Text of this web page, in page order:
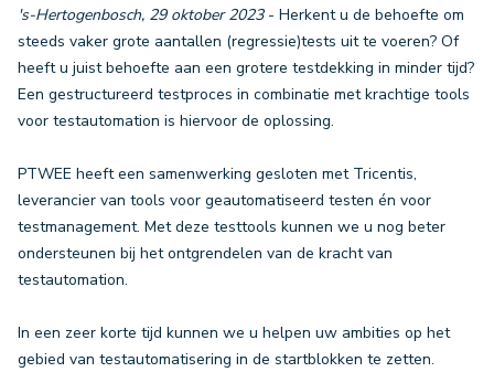
's-Hertogenbosch, 29 oktober 2023 - Herkent u de behoefte om
steeds vaker grote aantallen (regressie)tests uit te voeren? Of
heeft u juist behoefte aan een grotere testdekking in minder tijd?
Een gestructureerd testproces in combinatie met krachtige tools
voor testautomation is hiervoor de oplossing.
PTWEE heeft een samenwerking gesloten met Tricentis,
leverancier van tools voor geautomatiseerd testen én voor
testmanagement. Met deze testtools kunnen we u nog beter
ondersteunen bij het ontgrendelen van de kracht van
testautomation.
In een zeer korte tijd kunnen we u helpen uw ambities op het
gebied van testautomatisering in de startblokken te zetten.